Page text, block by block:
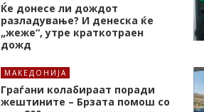
Ќе донесе ли дождот
разладување? И денеска ќе
„жеже“, утре краткотраен
дожд
МАКЕДОНИЈА
Граѓани колабираат поради
жештините – Брзата помош со